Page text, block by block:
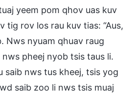
yeem pom qhov uas kuv
tig rov los rau kuv tias: “Aus,
Nws nyuam qhuav raug
pheej nyob tsis taus li.
saib nws tus kheej, tsis yog
saib zoo li nws tsis muaj